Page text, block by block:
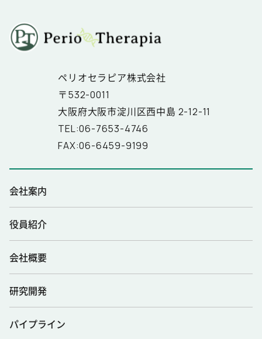
ペリオセラピア株式会社
〒532-0011
大阪府大阪市淀川区西中島 2-12-11
TEL:06-7653-4746
FAX:06-6459-9199
会社案内
役員紹介
会社概要
研究開発
パイプライン